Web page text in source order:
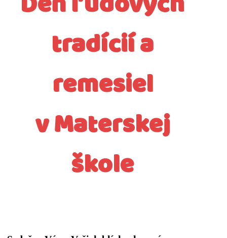
tradícií a
remesiel
v Materskej
škole